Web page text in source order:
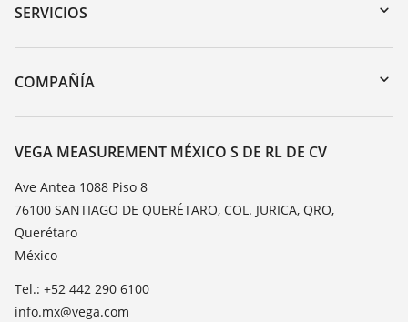
Búsqueda por número de serie
DTM Collection/PACTware
SERVICIOS
Devolución de instrumentos
Cursos de formacion
Lista de resistencias
TeamViewer
COMPAÑÍA
Acerca de VEGA
Contacto
Notícias
Prensa
Blog
VEGA MEASUREMENT MÉXICO S DE RL DE CV
Ave Antea 1088 Piso 8
76100 SANTIAGO DE QUERÉTARO, COL. JURICA, QRO,
Querétaro
México
Tel.: +52 442 290 6100
info.mx@vega.com